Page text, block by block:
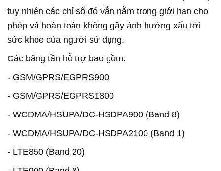
tuy nhiên các chỉ số đó vẫn nằm trong giới hạn cho
phép và hoàn toàn không gây ảnh hưởng xấu tới
sức khỏe của người sử dụng.
Các băng tần hỗ trợ bao gồm:
- GSM/GPRS/EGPRS900
- GSM/GPRS/EGPRS1800
- WCDMA/HSUPA/DC-HSDPA900 (Band 8)
- WCDMA/HSUPA/DC-HSDPA2100 (Band 1)
- LTE850 (Band 20)